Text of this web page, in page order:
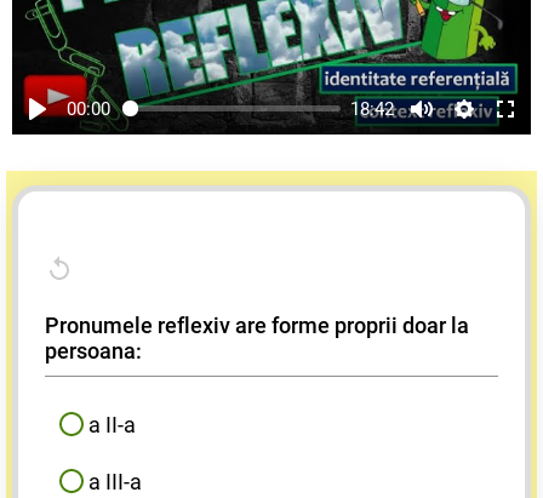
00:00 18:42
Pronumele reflexiv are forme proprii doar la
persoana:
a II-a
a III-a